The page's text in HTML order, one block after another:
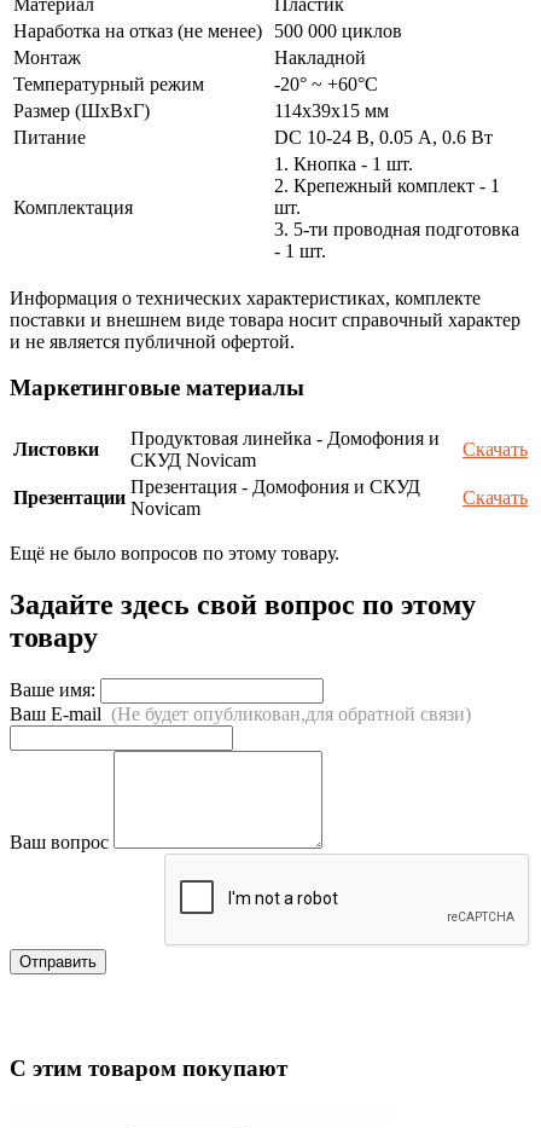
Наработка на отказ (не менее)
500 000 циклов
Монтаж
Накладной
Температурный режим
-20° ~ +60°С
Размер (ШxВxГ)
114х39х15 мм
Питание
DC 10-24 В, 0.05 А, 0.6 Вт
Комплектация
1. Кнопка - 1 шт.
2. Крепежный комплект - 1
шт.
3. 5-ти проводная подготовка
- 1 шт.
Информация о технических характеристиках, комплекте
поставки и внешнем виде товара носит справочный характер
и не является публичной офертой.
Маркетинговые материалы
Листовки
Продуктовая линейка - Домофония и
СКУД Novicam
Скачать
Презентации
Презентация - Домофония и СКУД
Novicam
Скачать
Ещё не было вопросов по этому товару.
Задайте здесь свой вопрос по этому
товару
Ваше имя:
Ваш E-mail (Не будет опубликован,для обратной связи)
Ваш вопрос
Отправить
С этим товаром покупают